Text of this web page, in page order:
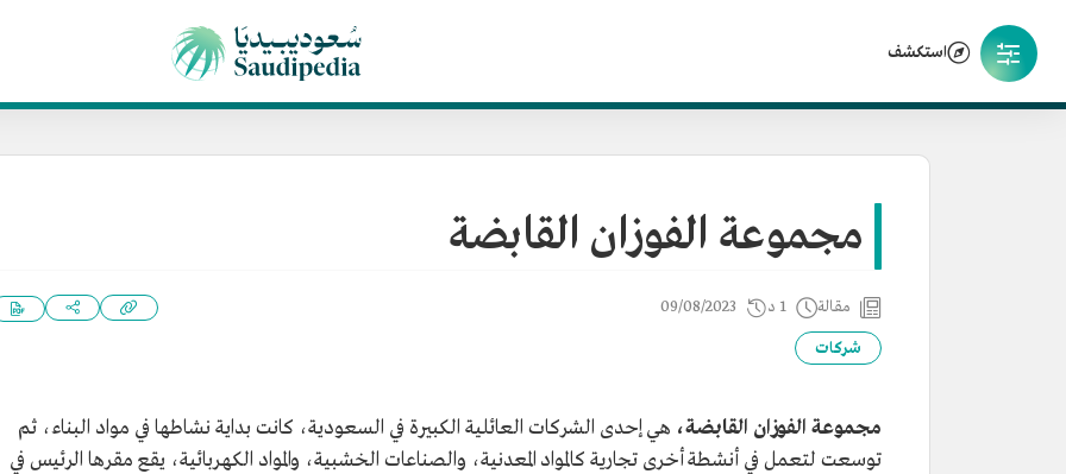
استكشف
مجموعة الفوزان القابضة
مقالة 1 د 09/08/2023
شركات
مجموعة الفوزان القابضة، هي إحدى الشركات العائلية الكبيرة في السعودية، كانت بداية نشاطها في مواد البناء، ثم
توسعت لتعمل في أنشطة أخرى تجارية كالمواد المعدنية، والصناعات الخشبية، والمواد الكهربائية، يقع مقرها الرئيس في